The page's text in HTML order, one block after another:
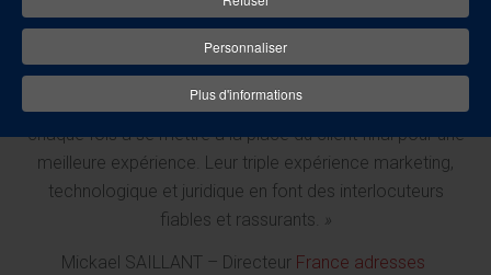
«Tracker a un vrai sens du client (BtoB) et du client final
(BtoC). Ils sont réactifs à nos demandes et cherchent à
chaque fois à se mettre à la place du client final pour une
meilleure expérience. Leur triple expérience marketing,
technologique et juridique en font des interlocuteurs
fiables et rassurants. »
Mickael SAILLANT – Directeur France adresses
Personnaliser
Plus d'informations